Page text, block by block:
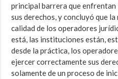
principal barrera que
sus derechos, y concluyó que
calidad de los operadores
está, las instituciones están,
desde la práctica, los
ejercer correctamente sus
solamente de un proceso de